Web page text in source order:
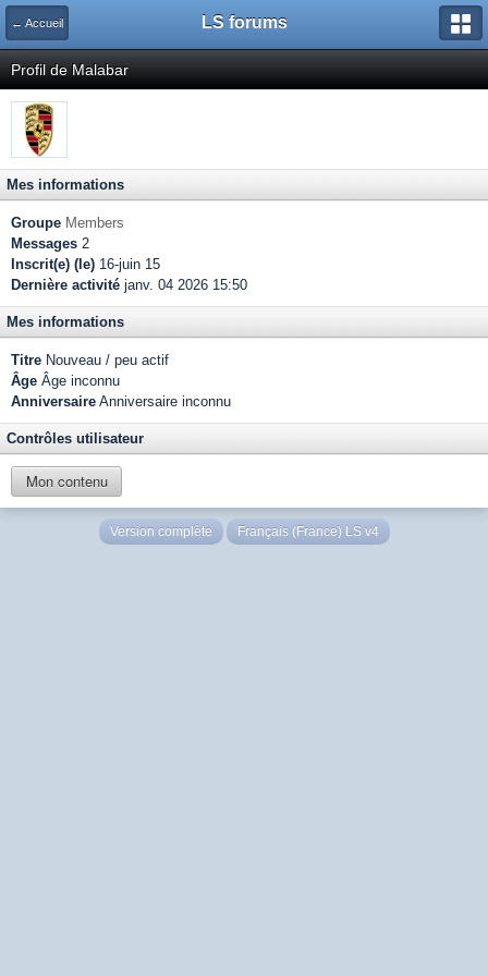
← Accueil LS forums
Profil de Malabar
Mes informations
Groupe Members
Messages 2
Inscrit(e) (le) 16-juin 15
Dernière activité janv. 04 2026 15:50
Mes informations
Titre Nouveau / peu actif
Âge Âge inconnu
Anniversaire Anniversaire inconnu
Contrôles utilisateur
Mon contenu
Version complète Français (France) LS v4